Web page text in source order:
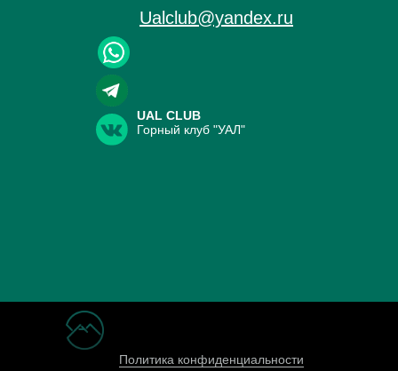
UAL CLUB
Горный клуб "УАЛ"
Ualclub@yandex.ru
Политика конфиденциальности